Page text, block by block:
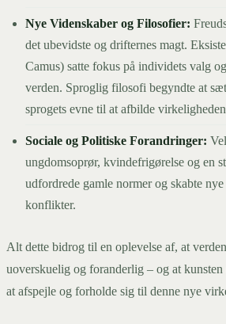
Nye Videnskaber og Filosofier:
det ubevidste og drifternes magt.
Camus) satte fokus på individets valg
verden. Sproglig filosofi begyndte at
sprogets evne til at afbilde
Sociale og Politiske Forandringer:
ungdomsoprør, kvindefrigørelse og en
udfordrede gamle normer og skabte
konflikter.
Alt dette bidrog til en oplevelse af, at
uoverskuelig og foranderlig – og at
at afspejle og forholde sig til denne nye